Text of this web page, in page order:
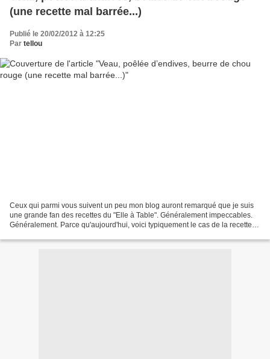
(une recette mal barrée...)
Publié le 20/02/2012 à 12:25
Par tellou
Ceux qui parmi vous suivent un peu mon blog auront remarqué que je suis
une grande fan des recettes du "Elle à Table". Généralement impeccables.
Généralement. Parce qu'aujourd'hui, voici typiquement le cas de la recette